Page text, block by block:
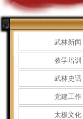
武林新闻
教学培训
武林史话
党建工作
太极文化